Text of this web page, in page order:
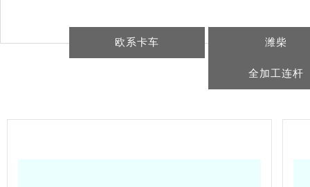
欧系卡车 潍柴
全加工连杆